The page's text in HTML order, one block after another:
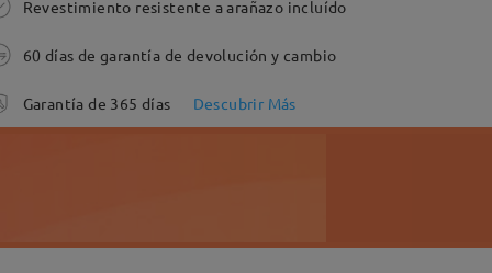
Revestimiento resistente a arañazo incluído
60 días de garantía de devolución y cambio
Garantía de 365 días Descubrir Más